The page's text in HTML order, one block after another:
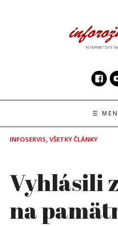
☰
INFOSERVIS, VŠETKY ČLÁNKY
Vyhlásili
na